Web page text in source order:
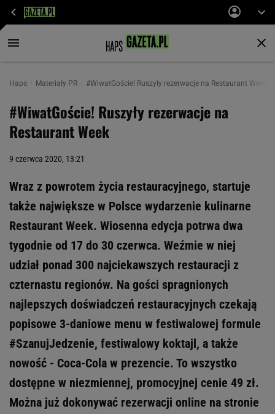
Haps Materiały PR #WiwatGoście! Ruszyły rezerwacje na Restaurant Week
#WiwatGoście! Ruszyły rezerwacje na
Restaurant Week
9 czerwca 2020, 13:21
Wraz z powrotem życia restauracyjnego, startuje
także największe w Polsce wydarzenie kulinarne
Restaurant Week. Wiosenna edycja potrwa dwa
tygodnie od 17 do 30 czerwca. Weźmie w niej
udział ponad 300 najciekawszych restauracji z
czternastu regionów. Na gości spragnionych
najlepszych doświadczeń restauracyjnych czekają
popisowe 3-daniowe menu w festiwalowej formule
#SzanujJedzenie, festiwalowy koktajl, a także
nowość - Coca-Cola w prezencie. To wszystko
dostępne w niezmiennej, promocyjnej cenie 49 zł.
Można już dokonywać rezerwacji online na stronie